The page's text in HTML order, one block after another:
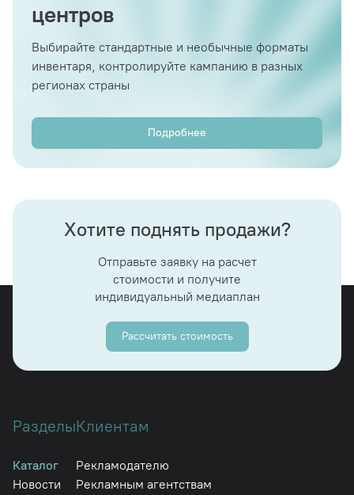
центров
Выбирайте стандартные и необычные форматы
инвентаря, контролируйте кампанию в разных
регионах страны
Подробнее
Хотите поднять продажи?
Отправьте заявку на расчет
стоимости и получите
индивидуальный медиаплан
Рассчитать стоимость
Разделы
Каталог
Новости
Клиентам
Рекламодателю
Рекламным агентствам